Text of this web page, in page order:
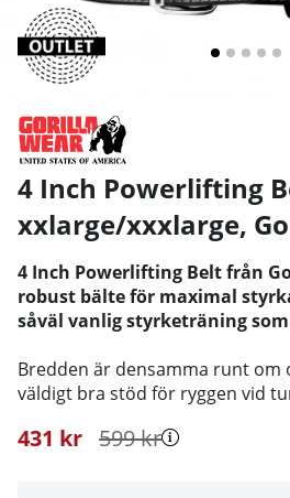
4 Inch Powerlifting
xxlarge/xxxlarge,
4 Inch Powerlifting Belt från
robust bälte för maximal
såväl vanlig styrketräning
Bredden är densamma runt om
väldigt bra stöd för ryggen vid
599kr
431 kr